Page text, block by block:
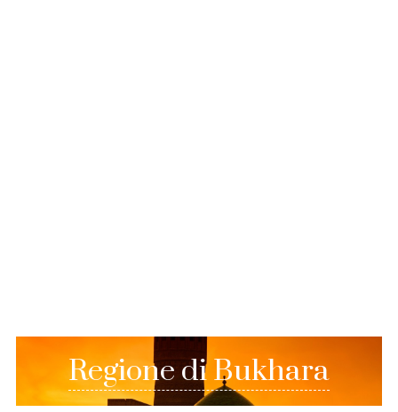
Regione di Bukhara